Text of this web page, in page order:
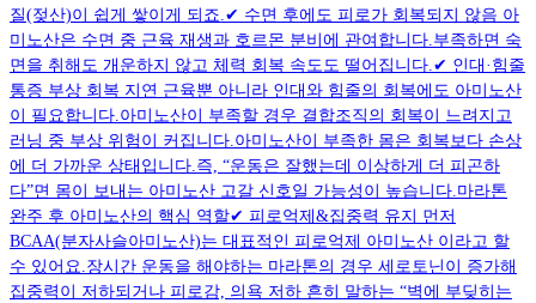
질(젖산)이 쉽게 쌓이게 되죠.✔︎ 수면 후에도 피로가 회복되지 않음 아
미노산은 수면 중 근육 재생과 호르몬 분비에 관여합니다.부족하면 숙
면을 취해도 개운하지 않고 체력 회복 속도도 떨어집니다.✔︎ 인대·힘줄
통증 부상 회복 지연 근육뿐 아니라 인대와 힘줄의 회복에도 아미노산
이 필요합니다.아미노산이 부족할 경우 결합조직의 회복이 느려지고
러닝 중 부상 위험이 커집니다.아미노산이 부족한 몸은 회복보다 손상
에 더 가까운 상태입니다.즉, “운동은 잘했는데 이상하게 더 피곤하
다”면 몸이 보내는 아미노산 고갈 신호일 가능성이 높습니다.마라톤
완주 후 아미노산의 핵심 역할✔︎ 피로억제&집중력 유지 먼저
BCAA(분자사슬아미노산)는 대표적인 피로억제 아미노산 이라고 할
수 있어요.장시간 운동을 해야하는 마라톤의 경우 세로토닌이 증가해
집중력이 저하되거나 피로감, 의욕 저하 흔히 말하는 “벽에 부딪히는